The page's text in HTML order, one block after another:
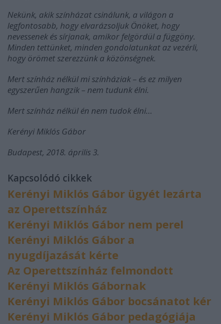
Nekünk, akik színházat csinálunk, a világon a
legfontosabb, hogy elvarázsoljuk Önöket, hogy
nevessenek és sírjanak, amikor felgördül a függöny.
Minden tettünket, minden gondolatunkat az vezérli,
hogy örömet szerezzünk a közönségnek.
Mert színház nélkül mi színháziak – és ez milyen
egyszerűen hangzik – nem tudunk élni.
Mert színház nélkül én nem tudok élni…
Kerényi Miklós Gábor
Budapest, 2018. április 3.
Kapcsolódó cikkek
Kerényi Miklós Gábor ügyét lezárta
az Operettszínház
Kerényi Miklós Gábor nem perel
Kerényi Miklós Gábor a
nyugdíjazását kérte
Az Operettszínház felmondott
Kerényi Miklós Gábornak
Kerényi Miklós Gábor bocsánatot kér
Kerényi Miklós Gábor pedagógiája